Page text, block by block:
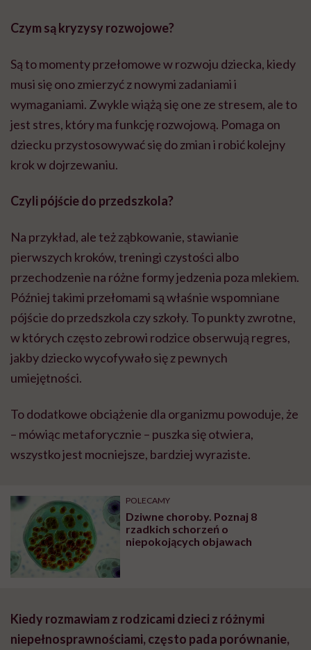
Czym są kryzysy rozwojowe?
Są to momenty przełomowe w rozwoju dziecka, kiedy
musi się ono zmierzyć z nowymi zadaniami i
wymaganiami. Zwykle wiążą się one ze stresem, ale to
jest stres, który ma funkcję rozwojową. Pomaga on
dziecku przystosowywać się do zmian i robić kolejny
krok w dojrzewaniu.
Czyli pójście do przedszkola?
Na przykład, ale też ząbkowanie, stawianie
pierwszych kroków, treningi czystości albo
przechodzenie na różne formy jedzenia poza mlekiem.
Później takimi przełomami są właśnie wspomniane
pójście do przedszkola czy szkoły. To punkty zwrotne,
w których często zebrowi rodzice obserwują regres,
jakby dziecko wycofywało się z pewnych
umiejętności.
To dodatkowe obciążenie dla organizmu powoduje, że
– mówiąc metaforycznie – puszka się otwiera,
wszystko jest mocniejsze, bardziej wyraziste.
POLECAMY
Dziwne choroby. Poznaj 8
rzadkich schorzeń o
niepokojących objawach
Kiedy rozmawiam z rodzicami dzieci z różnymi
niepełnosprawnościami, często pada porównanie,